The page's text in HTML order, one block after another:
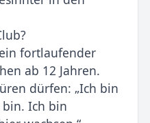
fortlaufender
ab 12 Jahren.
dürfen: „Ich bin
bin. Ich bin